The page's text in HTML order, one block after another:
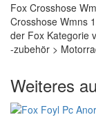
Fox Crosshose
Crosshose Wmns
der Fox Kategorie
-zubehör >
Weiteres